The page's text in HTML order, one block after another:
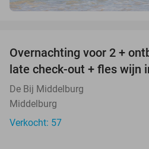
Overnachting voor 2 +
late check-out + fles wijn
De Bij Middelburg
Middelburg
Verkocht: 57